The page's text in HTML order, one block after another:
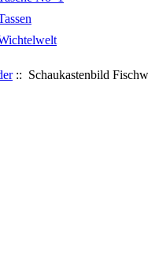
:: Schaukastenbild